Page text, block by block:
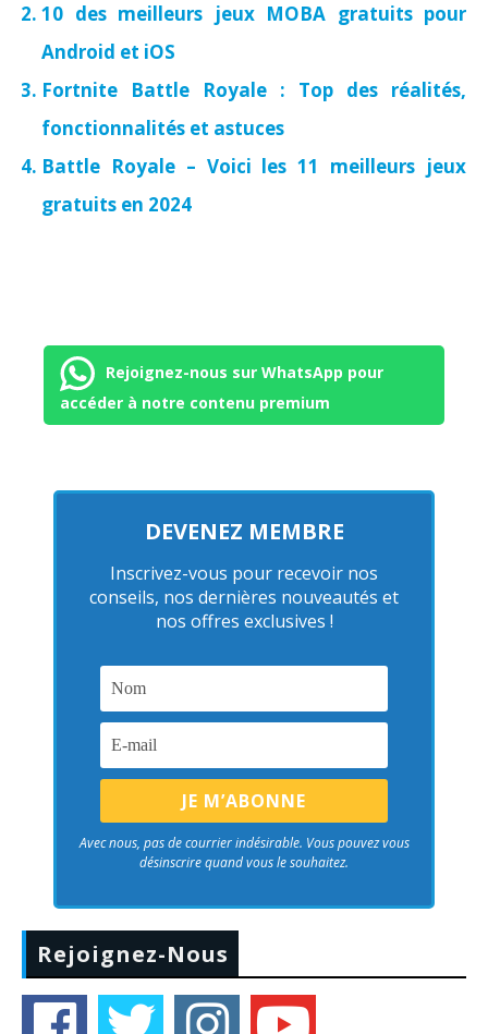
10 des meilleurs jeux MOBA gratuits pour
Android et iOS
Fortnite Battle Royale : Top des réalités,
fonctionnalités et astuces
Battle Royale – Voici les 11 meilleurs jeux
gratuits en 2024
Rejoignez-nous sur WhatsApp pour
accéder à notre contenu premium
DEVENEZ MEMBRE
Inscrivez-vous pour recevoir nos
conseils, nos dernières nouveautés et
nos offres exclusives !
Avec nous, pas de courrier indésirable. Vous pouvez vous
désinscrire quand vous le souhaitez.
Rejoignez-Nous